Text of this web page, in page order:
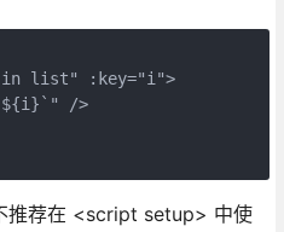
list" :key="i">
/>
推荐在 <script setup> 中使